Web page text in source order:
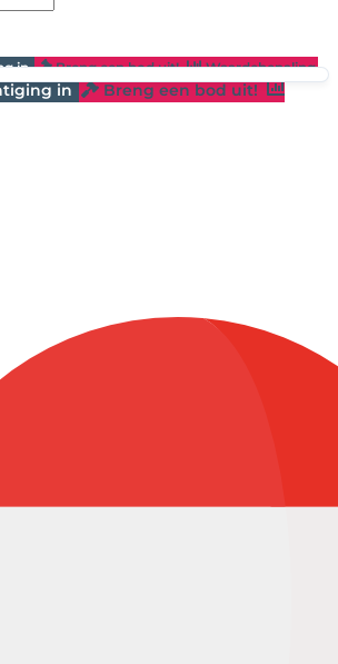
in Breng een bod uit! Waardebepaling
in
Breng een bod uit!